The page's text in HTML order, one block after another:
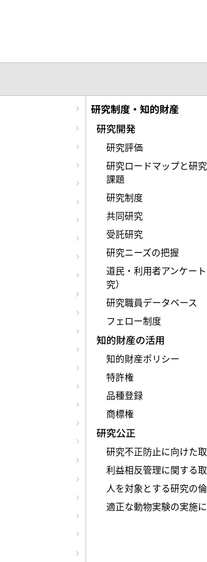
研究制度・知的財産
研究開発
研究評価
研究ロードマップと研
課題
研究制度
共同研究
受託研究
研究ニーズの把握
道民・利用者アンケー
究）
研究職員データベース
フェロー制度
知的財産の活用
知的財産ポリシー
特許権
品種登録
商標権
研究公正
研究不正防止に向けた
利益相反管理に関する
人を対象とする研究の
適正な動物実験の実施